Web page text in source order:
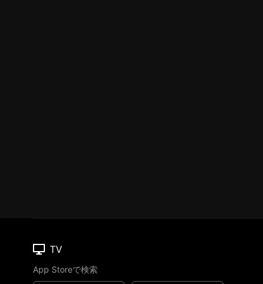
TV
App Storeで検索